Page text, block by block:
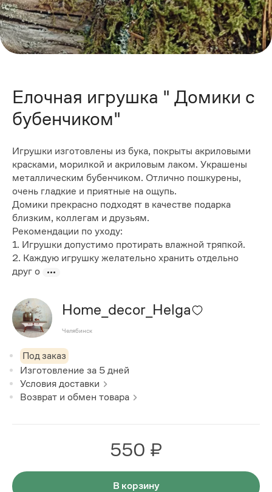
Елочная игрушка " Домики с
бубенчиком"
Игрушки изготовлены из бука, покрыты акриловыми
красками, морилкой и акриловым лаком. Украшены
металлическим бубенчиком. Отлично пошкурены,
очень гладкие и приятные на ощупь.
Домики прекрасно подходят в качестве подарка
близким, коллегам и друзьям.
Рекомендации по уходу:
1. Игрушки допустимо протирать влажной тряпкой.
2. Каждую игрушку желательно хранить отдельно
друг о
Home_decor_Helga
Челябинск
Под заказ
Изготовление за 5 дней
Условия доставки
Возврат и обмен товара
550 ₽
В корзину